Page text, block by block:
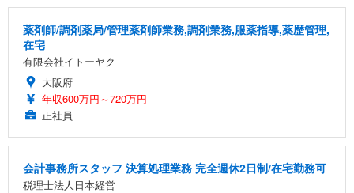
薬剤師/調剤薬局/管理薬剤師業務,調剤業務,服薬指導,薬歴管理,
在宅
有限会社イトーヤク
大阪府
年収600万円～720万円
正社員
会計事務所スタッフ 決算処理業務 完全週休2日制/在宅勤務可
税理士法人日本経営